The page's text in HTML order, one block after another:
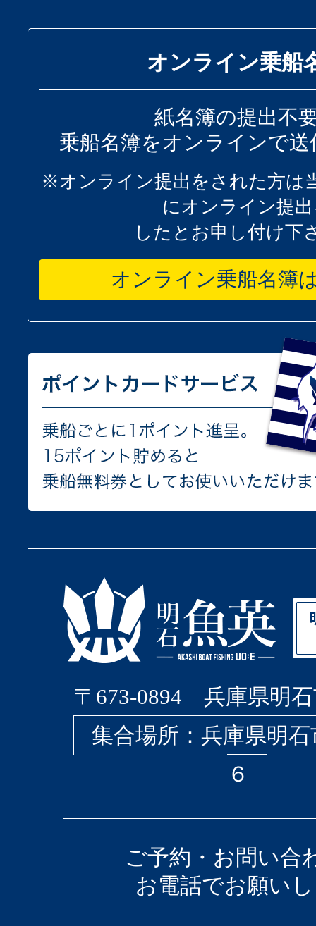
オンライン乗船
紙名簿の提出不
乗船名簿をオンラインで
※オンライン提出をされた方は
にオンライン提
したとお申し付け下
オンライン乗船名簿
〒673-0894 兵庫県明石
集合場所：兵庫県明
６
ご予約・お問い合
お電話でお願い